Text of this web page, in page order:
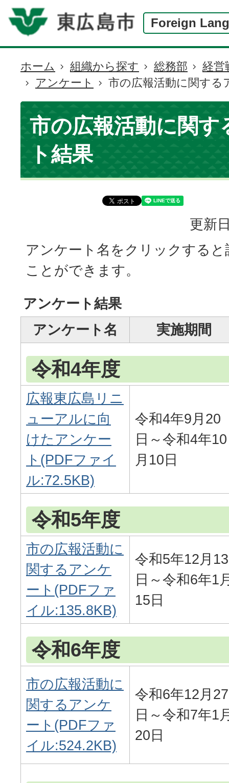
Foreign
現
在
の
位
置
ホーム 組織から探す 総務部
経営
アンケート
市の広報活動に関する
市の広報活動に関す
ト結果
更新
アンケート名をクリックする
ことができます。
アンケート結果
アンケート名
実施期間
令和4年度
広報東広島リニ
ューアルに向
けたアンケー
ト(PDFファイ
ル:72.5KB)
令和4年9月20
日～令和4年10
月10日
令和5年度
市の広報活動に
関するアンケ
ート(PDFファ
イル:135.8KB)
令和5年12月13
日～令和6年1
15日
令和6年度
市の広報活動に
関するアンケ
ート(PDFファ
イル:524.2KB)
令和6年12月27
日～令和7年1
20日